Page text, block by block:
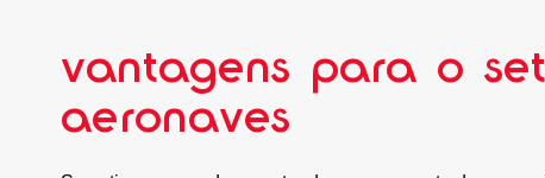
vantagens para o
aeronaves